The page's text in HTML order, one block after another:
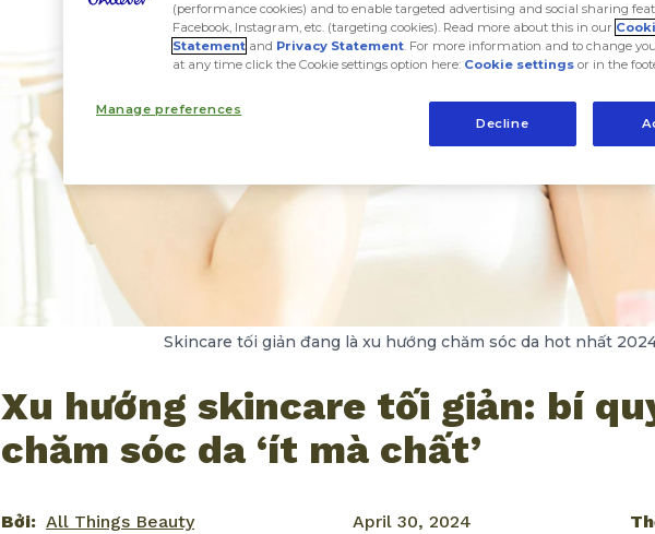
Skincare tối giản đang là xu hướng chăm sóc da hot nhất
Xu hướng skincare tối giản: bí
chăm sóc da ‘ít mà chất’
Bởi: All Things Beauty April 30, 2024
(performance cookies) and to enable targeted advertising and social sharing
Facebook, Instagram, etc. (targeting cookies). Read more about this in our
Statement and Privacy Statement. For more information and to change
at any time click the Cookie settings option here: Cookie settings or in the
Manage preferences
Decline